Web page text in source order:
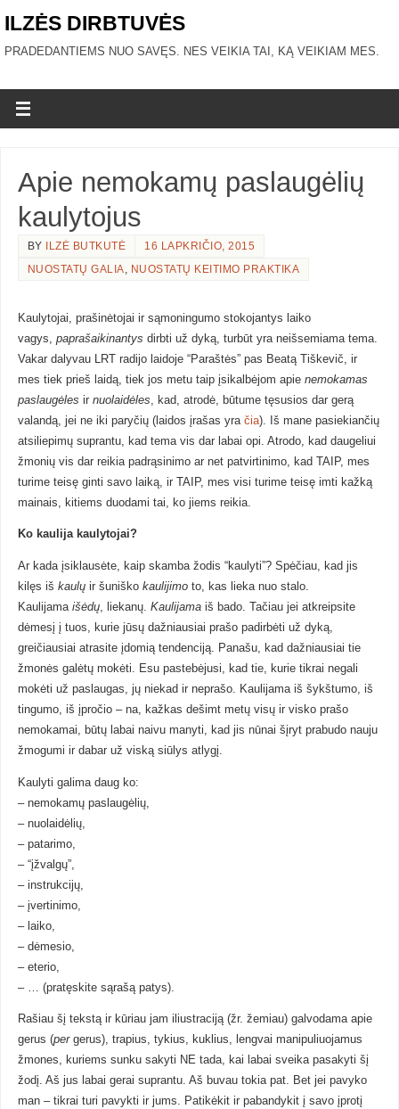
ILZĖS DIRBTUVĖS
PRADEDANTIEMS NUO SAVĘS. NES VEIKIA TAI, KĄ VEIKIAM MES.
Apie nemokamų paslaugėlių
kaulytojus
BY ILZĖ BUTKUTĖ
16 LAPKRIČIO, 2015
NUOSTATŲ GALIA, NUOSTATŲ KEITIMO PRAKTIKA
Kaulytojai, prašinėtojai ir sąmoningumo stokojantys laiko
vagys, paprašaikinantys dirbti už dyką, turbūt yra neišsemiama tema.
Vakar dalyvau LRT radijo laidoje “Paraštės” pas Beatą Tiškevič, ir
mes tiek prieš laidą, tiek jos metu taip įsikalbėjom apie nemokamas
paslaugėles ir nuolaidėles, kad, atrodė, būtume tęsusios dar gerą
valandą, jei ne iki paryčių (laidos įrašas yra čia). Iš mane pasiekiančių
atsiliepimų suprantu, kad tema vis dar labai opi. Atrodo, kad daugeliui
žmonių vis dar reikia padrąsinimo ar net patvirtinimo, kad TAIP, mes
turime teisę ginti savo laiką, ir TAIP, mes visi turime teisę imti kažką
mainais, kitiems duodami tai, ko jiems reikia.
Ko kaulija kaulytojai?
Ar kada įsiklausėte, kaip skamba žodis “kaulyti”? Spėčiau, kad jis
kilęs iš kaulųir šuniško kaulijimo to, kas lieka nuo stalo.
Kaulijama išėdų, liekanų. Kaulijamaiš bado. Tačiau jei atkreipsite
dėmesį į tuos, kurie jūsų dažniausiai prašo padirbėti už dyką,
greičiausiai atrasite įdomią tendenciją. Panašu, kad dažniausiai tie
žmonės galėtų mokėti. Esu pastebėjusi, kad tie, kurie tikrai negali
mokėti už paslaugas, jų niekad ir neprašo. Kaulijama iš šykštumo, iš
tingumo, iš įpročio – na, kažkas dešimt metų visų ir visko prašo
nemokamai, būtų labai naivu manyti, kad jis nūnai šįryt prabudo nauju
žmogumi ir dabar už viską siūlys atlygį.
Kaulyti galima daug ko:
– nemokamų paslaugėlių,
– nuolaidėlių,
– patarimo,
– “įžvalgų”,
– instrukcijų,
– įvertinimo,
– laiko,
– dėmesio,
– eterio,
– … (pratęskite sąrašą patys).
Rašiau šį tekstą ir kūriau jam iliustraciją (žr. žemiau) galvodama apie
gerus (pergerus), trapius, tykius, kuklius, lengvai manipuliuojamus
žmones, kuriems sunku sakyti NE tada, kai labai sveika pasakyti šį
žodį. Aš jus labai gerai suprantu. Aš buvau tokia pat. Bet jei pavyko
man – tikrai turi pavykti ir jums. Patikėkit ir pabandykit į savo įprotį